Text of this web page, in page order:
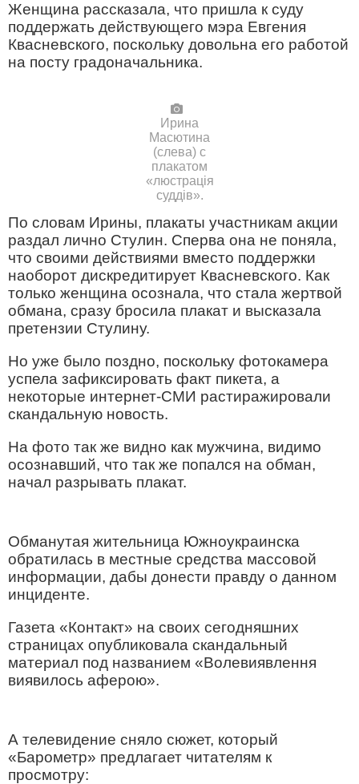
Женщина рассказала, что пришла к суду
поддержать действующего мэра Евгения
Квасневского, поскольку довольна его работой
на посту градоначальника.
Ирина
Масютина
(слева) с
плакатом
«люстрація
суддів».
По словам Ирины, плакаты участникам акции
раздал лично Стулин. Сперва она не поняла,
что своими действиями вместо поддержки
наоборот дискредитирует Квасневского. Как
только женщина осознала, что стала жертвой
обмана, сразу бросила плакат и высказала
претензии Стулину.
Но уже было поздно, поскольку фотокамера
успела зафиксировать факт пикета, а
некоторые интернет-СМИ растиражировали
скандальную новость.
На фото так же видно как мужчина, видимо
осознавший, что так же попался на обман,
начал разрывать плакат.
Обманутая жительница Южноукраинска
обратилась в местные средства массовой
информации, дабы донести правду о данном
инциденте.
Газета «Контакт» на своих сегодняшних
страницах опубликовала скандальный
материал под названием «Волевиявлення
виявилось аферою».
А телевидение сняло сюжет, который
«Барометр» предлагает читателям к
просмотру: